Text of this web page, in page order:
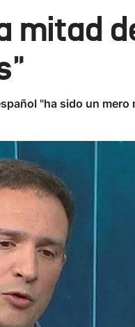
mitad
"ha sido un